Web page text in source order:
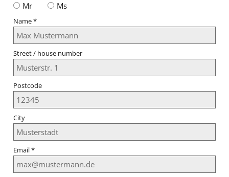
Mr Ms
Name*
Street / house number
Postcode
City
Email*